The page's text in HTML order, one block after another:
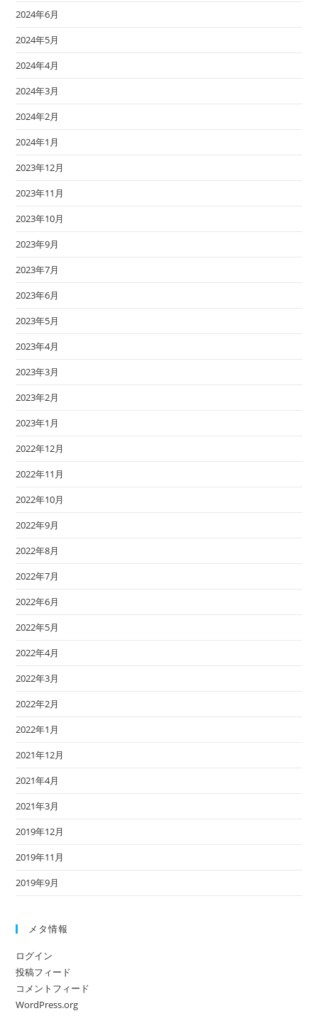
2024年6月
2024年5月
2024年4月
2024年3月
2024年2月
2024年1月
2023年12月
2023年11月
2023年10月
2023年9月
2023年7月
2023年6月
2023年5月
2023年4月
2023年3月
2023年2月
2023年1月
2022年12月
2022年11月
2022年10月
2022年9月
2022年8月
2022年7月
2022年6月
2022年5月
2022年4月
2022年3月
2022年2月
2022年1月
2021年12月
2021年4月
2021年3月
2019年12月
2019年11月
2019年9月
メタ情報
ログイン
投稿フィード
コメントフィード
WordPress.org